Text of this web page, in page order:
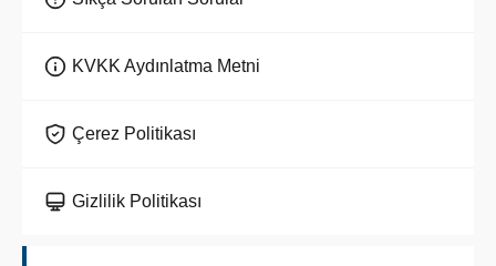
KVKK Aydınlatma Metni
Çerez Politikası
Gizlilik Politikası